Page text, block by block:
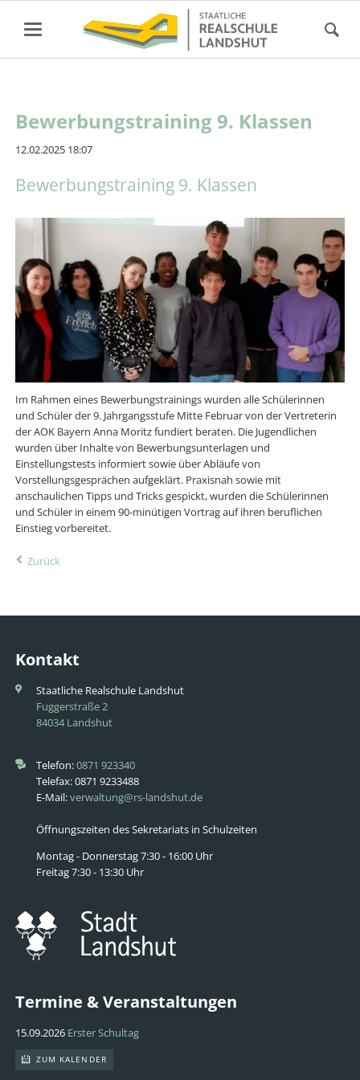
Bewerbungstraining 9. Klassen
12.02.2025 18:07
Bewerbungstraining 9. Klassen
Im Rahmen eines Bewerbungstrainings wurden alle Schülerinnen
und Schüler der 9. Jahrgangsstufe Mitte Februar von der Vertreterin
der AOK Bayern Anna Moritz fundiert beraten. Die Jugendlichen
wurden über Inhalte von Bewerbungsunterlagen und
Einstellungstests informiert sowie über Abläufe von
Vorstellungsgesprächen aufgeklärt. Praxisnah sowie mit
anschaulichen Tipps und Tricks gespickt, wurden die Schülerinnen
und Schüler in einem 90-minütigen Vortrag auf ihren beruflichen
Einstieg vorbereitet.
Zurück
Kontakt
Staatliche Realschule Landshut
Fuggerstraße 2
84034 Landshut
Telefon:0871 923340
Telefax: 0871 9233488
E-Mail:verwaltung@rs-landshut.de
Öffnungszeiten des Sekretariats in Schulzeiten
Montag - Donnerstag 7:30 - 16:00 Uhr
Freitag 7:30 - 13:30 Uhr
Termine & Veranstaltungen
15.09.2026 Erster Schultag
ZUM KALENDER